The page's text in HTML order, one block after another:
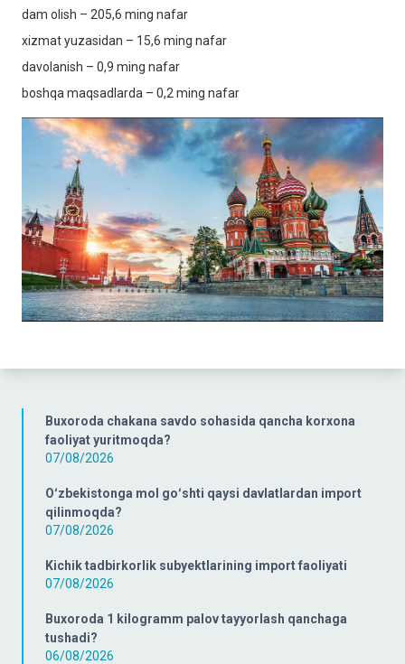
Buxoroda chakana savdo sohasida qancha korxona
faoliyat yuritmoqda?
07/08/2026
Oʻzbekistonga mol goʻshti qaysi davlatlardan import
qilinmoqda?
07/08/2026
Kichik tadbirkorlik subyektlarining import faoliyati
07/08/2026
Buxoroda 1 kilogramm palov tayyorlash qanchaga
tushadi?
06/08/2026
dam olish – 205,6 ming nafar
xizmat yuzasidan – 15,6 ming nafar
davolanish – 0,9 ming nafar
boshqa maqsadlarda – 0,2 ming nafar